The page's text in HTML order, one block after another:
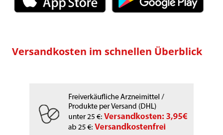
Versandkosten im schnellen Überblick